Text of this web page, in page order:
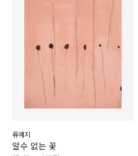
류예지
알수 없는 꽃